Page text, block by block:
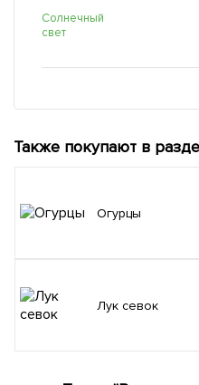
Солнечный
свет
Также покупают в
Огурцы
Лук севок